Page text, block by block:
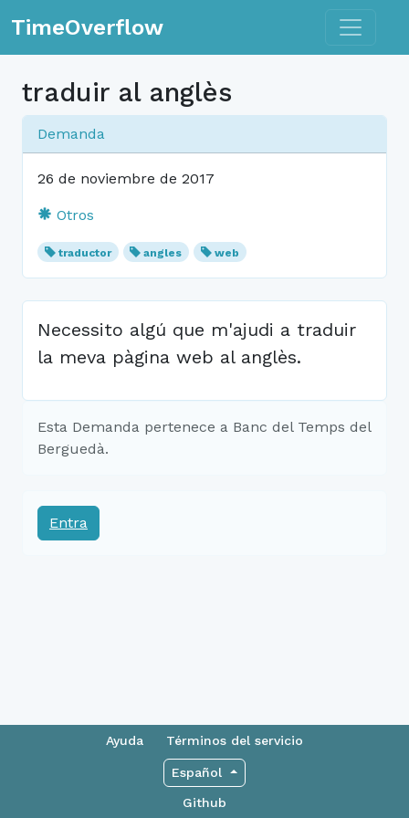
TimeOverflow Toggle
traduir al anglès
Demanda
26 de noviembre de 2017
Otros
traductor angles web
Necessito algú que m'ajudi a traduir
la meva pàgina web al anglès.
Esta Demanda pertenece a Banc del Temps del
Berguedà.
Entra
Ayuda Términos del servicio
Español
Github